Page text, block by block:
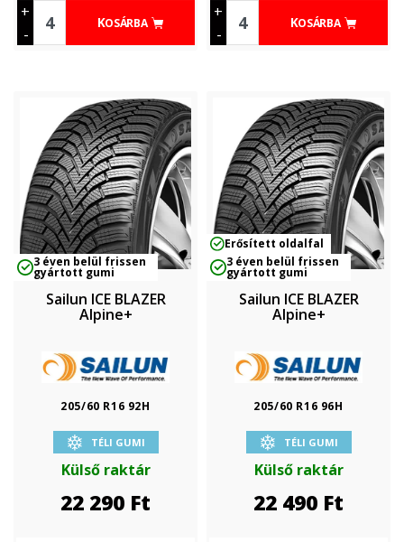
+
-
KOSÁRBA
+
-
KOSÁRBA
3 éven belül frissen
gyártott gumi
Sailun ICE BLAZER
Alpine+
205/60 R16 92H
TÉLI GUMI
Külső raktár
22 290 Ft
Erősített oldalfal
3 éven belül frissen
gyártott gumi
Sailun ICE BLAZER
Alpine+
205/60 R16 96H
TÉLI GUMI
Külső raktár
22 490 Ft